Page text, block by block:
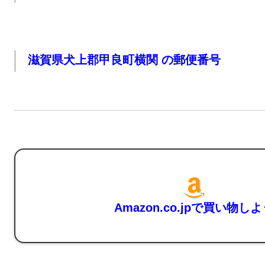
滋賀県犬上郡甲良町横関 の郵便番号
Amazon.co.jpで買い物しよ